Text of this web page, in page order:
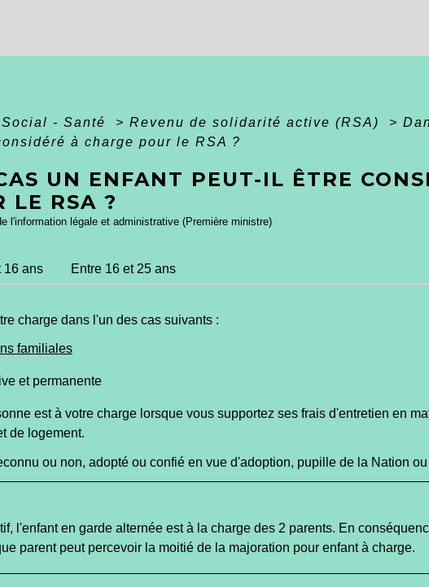
Social - Santé > Revenu de solidarité active (RSA) >
à charge pour le RSA ?
UN ENFANT PEUT-IL ÊTRE
LE RSA ?
l'information légale et administrative (Première ministre)
16 ans Entre 16 et 25 ans
charge dans l'un des cas suivants :
familiales
et permanente
est à votre charge lorsque vous supportez ses frais d'entretien en
de logement.
ou non, adopté ou confié en vue d'adoption, pupille de la Nation
l'enfant en garde alternée est à la charge des 2 parents. En
parent peut percevoir la moitié de la majoration pour enfant à charge.